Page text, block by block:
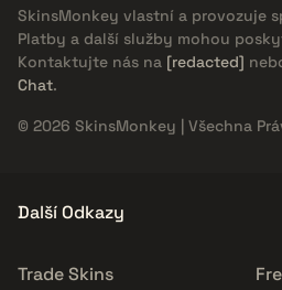
SkinsMonkey vlastní a provozuje
Platby a další služby mohou
Kontaktujte nás na [redacted]
Chat.
© 2026 SkinsMonkey | Všechna
Další Odkazy
Trade Skins